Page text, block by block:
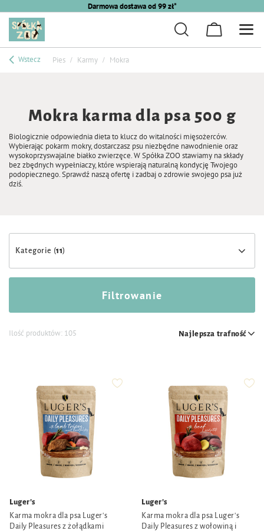
Darmowa dostawa od 99 zł*
Wstecz Pies Karmy Mokra
Mokra karma dla psa 500 g
Biologicznie odpowiednia dieta to klucz do witalności mięsożerców.
Wybierając pokarm mokry, dostarczasz psu niezbędne nawodnienie oraz
wysokoprzyswajalne białko zwierzęce. W Spółka ZOO stawiamy na składy
bez zbędnych wypełniaczy, które wspierają naturalną kondycję Twojego
podopiecznego. Sprawdź naszą ofertę i zadbaj o zdrowie swojego psa już
dziś.
Kategorie (11)
Ilość produktów: 105 Najlepsza trafność
Filtrowanie
Luger's
Karma mokra dla psa Luger's
Daily Pleasures z żołądkami
Luger's
Karma mokra dla psa Luger's
Daily Pleasures z wołowiną i